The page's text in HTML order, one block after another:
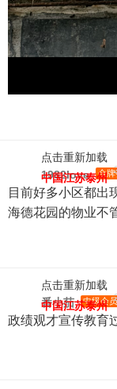
点击重新加载
1982love 金牌
中国江苏泰州
目前好多小区都出
海德花园的物业不
点击重新加载
番小茄 中级会员
中国江苏泰州
政绩观才宣传教育